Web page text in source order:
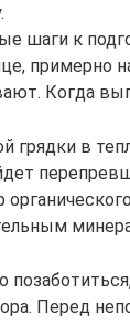
шаги к
примерно
Когда
грядки в
Перед